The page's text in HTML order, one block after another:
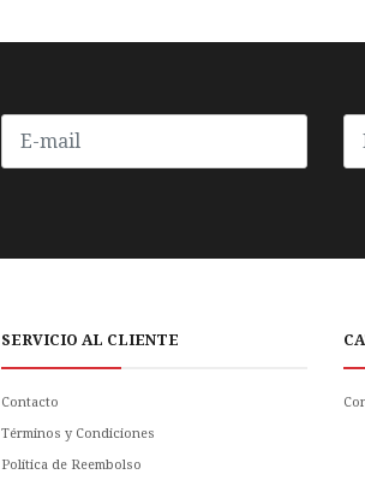
SERVICIO AL CLIENTE
Contacto
Términos y Condiciones
Política de Reembolso